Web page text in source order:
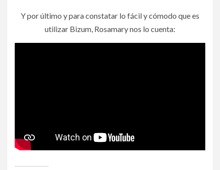
Y por último y para constatar lo fácil y cómodo que es
utilizar Bizum, Rosamary nos lo cuenta: